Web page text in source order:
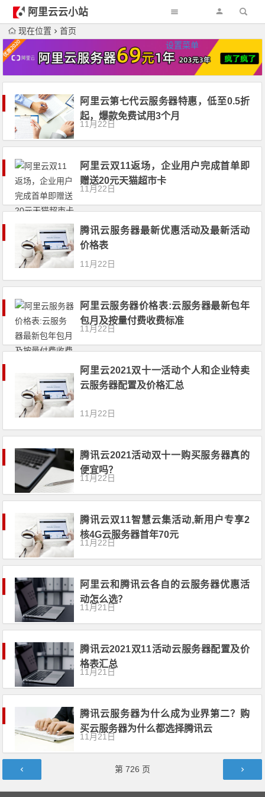
阿里云云小站
设置菜单
现在位置 首页
阿里云第七代云服务器特惠，低至0.5折
起，爆款免费试用3个月
11月22日
阿里云双11返场，企业用户完成首单即
赠送20元天猫超市卡
11月22日
腾讯云服务器最新优惠活动及最新活动
价格表
11月22日
阿里云服务器价格表:云服务器最新包年
包月及按量付费收费标准
11月22日
阿里云2021双十一活动个人和企业特卖
云服务器配置及价格汇总
11月22日
腾讯云2021活动双十一购买服务器真的
便宜吗？
11月22日
腾讯云双11智慧云集活动,新用户专享2
核4G云服务器首年70元
11月22日
阿里云和腾讯云各自的云服务器优惠活
动怎么选？
11月21日
腾讯云2021双11活动云服务器配置及价
格表汇总
11月21日
腾讯云服务器为什么成为业界第二？购
买云服务器为什么都选择腾讯云
11月21日
文章导航 第 726 页